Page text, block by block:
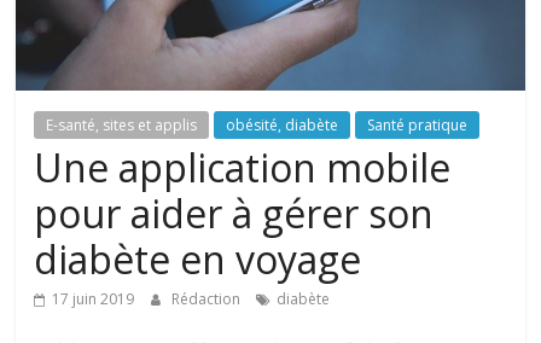
E-santé, sites et applis obésité, diabète Santé pratique
Une application mobile
pour aider à gérer son
diabète en voyage
17 juin 2019 Rédaction diabète